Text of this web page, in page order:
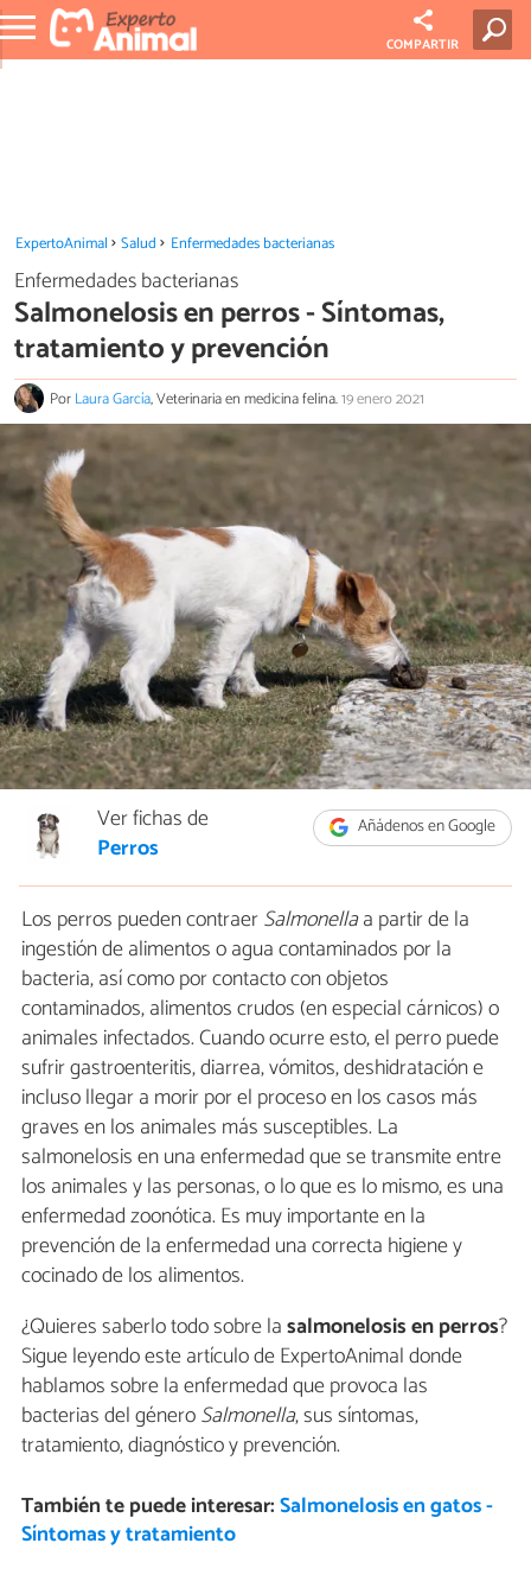
COMPARTIR
ExpertoAnimal Salud Enfermedades bacterianas
Enfermedades bacterianas
Salmonelosis en perros - Síntomas,
tratamiento y prevención
PorLaura García, Veterinaria en medicina felina.19 enero 2021
Añádenos en Google
Ver fichas de
Perros
Los perros pueden contraerSalmonellaa partir de la
ingestión de alimentos o agua contaminados por la
bacteria, así como por contacto con objetos
contaminados, alimentos crudos (en especial cárnicos) o
animales infectados. Cuando ocurre esto, el perro puede
sufrir gastroenteritis, diarrea, vómitos, deshidratación e
incluso llegar a morir por el proceso en los casos más
graves en los animales más susceptibles. La
salmonelosis en una enfermedad que se transmite entre
los animales y las personas, o lo que es lo mismo, es una
enfermedad zoonótica. Es muy importante en la
prevención de la enfermedad una correcta higiene y
cocinado de los alimentos.
¿Quieres saberlo todo sobre lasalmonelosis en perros?
Sigue leyendo este artículo de ExpertoAnimal donde
hablamos sobre la enfermedad que provoca las
bacterias del géneroSalmonella, sus síntomas,
tratamiento, diagnóstico y prevención.
También te puede interesar:Salmonelosis en gatos -
Síntomas y tratamiento